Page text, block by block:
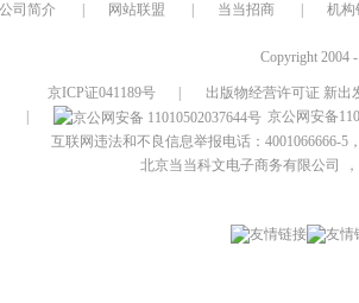
公司简介 网站联盟 当当招商 机构
Copyright 2004
京ICP证041189号
出版物经营许可证 新出
京公网安备
互联网违法和不良信息举报电话：4001066666-5
北京当当科文电子商务有限公司